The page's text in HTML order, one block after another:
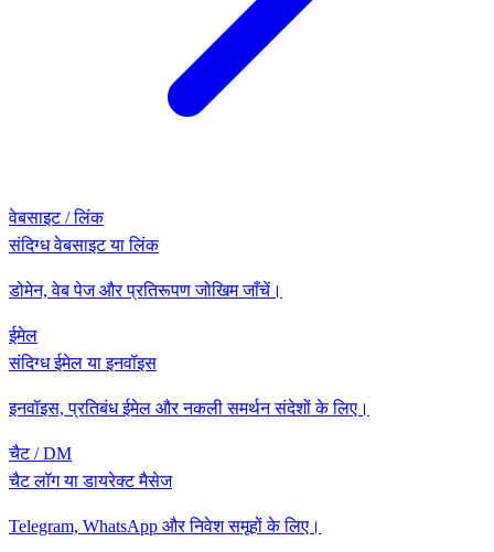
वेबसाइट / लिंक
संदिग्ध वेबसाइट या लिंक
डोमेन, वेब पेज और प्रतिरूपण जोखिम जाँचें।
ईमेल
संदिग्ध ईमेल या इनवॉइस
इनवॉइस, प्रतिबंध ईमेल और नकली समर्थन संदेशों के लिए।
चैट / DM
चैट लॉग या डायरेक्ट मैसेज
Telegram, WhatsApp और निवेश समूहों के लिए।